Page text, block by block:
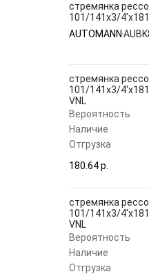
стремянка
101/141x3/
шайбами\Volvo
AUTOMANN
AUTOMANN
стремянка
101/141x3/
VNL
Вероятность
Наличие
Отгрузка
180.64 p.
стремянка
101/141x3/
VNL
Вероятность
Наличие
Отгрузка